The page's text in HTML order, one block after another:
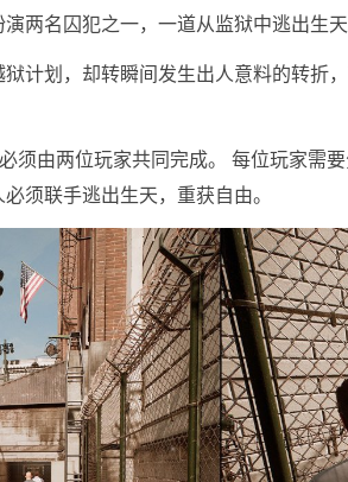
两名囚犯之一，一道从监狱中逃出生天
计划，却转瞬间发生出人意料的转折
必须由两位玩家共同完成。 每位玩家需
须联手逃出生天，重获自由。